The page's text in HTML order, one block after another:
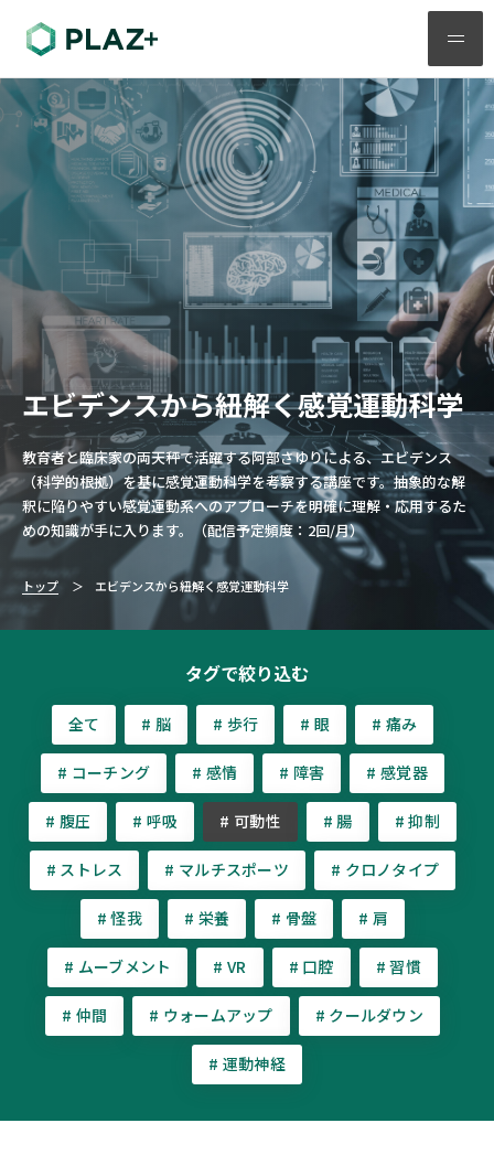
メ
ニ
ュ
ー
エビデンスから紐解く感覚運動科学
教育者と臨床家の両天秤で活躍する阿部さゆりによる、エビデンス
（科学的根拠）を基に感覚運動科学を考察する講座です。抽象的な解
釈に陥りやすい感覚運動系へのアプローチを明確に理解・応用するた
めの知識が手に入ります。（配信予定頻度：2回/月）
トップ エビデンスから紐解く感覚運動科学
タグで絞り込む
全て # 脳 # 歩行 # 眼 # 痛み
# コーチング # 感情 # 障害 # 感覚器
# 腹圧 # 呼吸 # 可動性 # 腸 # 抑制
# ストレス # マルチスポーツ # クロノタイプ
# 怪我 # 栄養 # 骨盤 # 肩
# ムーブメント # VR # 口腔 # 習慣
# 仲間 # ウォームアップ # クールダウン
# 運動神経